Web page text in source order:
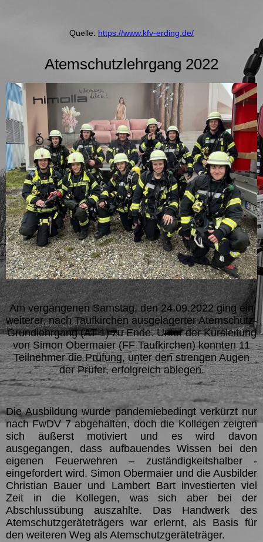
Quelle: https://www.kfv-erding.de/
Atemschutzlehrgang 2022
Am vergangenen Samstag, den 24.09.2022 ging ein
weiterer, nach Taufkirchen ausgelagerter Atemschutz-
Grundlehrgang (AT 1) zu Ende. Unter der Kursleitung
von Simon Obermaier (FF Taufkirchen) konnten 11
Teilnehmer die Prüfung, unter den strengen Augen
der Prüfer, erfolgreich ablegen.
Die Ausbildung wurde pandemiebedingt verkürzt nur
nach FwDV 7 abgehalten, doch die Kollegen zeigten
sich äußerst motiviert und es wird davon
ausgegangen, dass aufbauendes Wissen bei den
eigenen Feuerwehren – zuständigkeitshalber -
eingefordert wird. Simon Obermaier und die Ausbilder
Christian Bauer und Lambert Bart investierten viel
Zeit in die Kollegen, was sich aber bei der
Abschlussübung auszahlte. Das Handwerk des
Atemschutzgeräteträgers war erlernt, als Basis für
den weiteren Weg als Atemschutzgeräteträger.